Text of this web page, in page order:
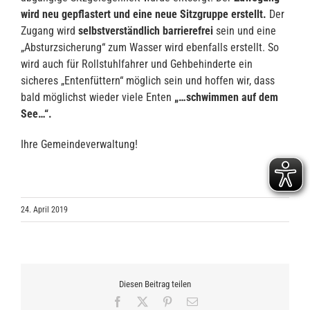
wird neu gepflastert und eine neue Sitzgruppe erstellt. Der
Zugang wird selbstverständlich barrierefrei sein und eine
„Absturzsicherung“ zum Wasser wird ebenfalls erstellt. So
wird auch für Rollstuhlfahrer und Gehbehinderte ein
sicheres „Entenfüttern“ möglich sein und hoffen wir, dass
bald möglichst wieder viele Enten „…schwimmen auf dem
See…“.
Ihre Gemeindeverwaltung!
24. April 2019
Diesen Beitrag teilen
Facebook Pinterest
E-